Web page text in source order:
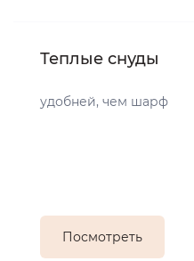
Теплые снуды
удобней, чем шарф
Посмотреть